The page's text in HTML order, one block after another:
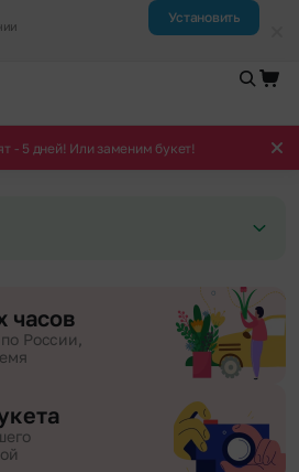
Установить
- 5 дней! Или заменим букет!
часов
России,